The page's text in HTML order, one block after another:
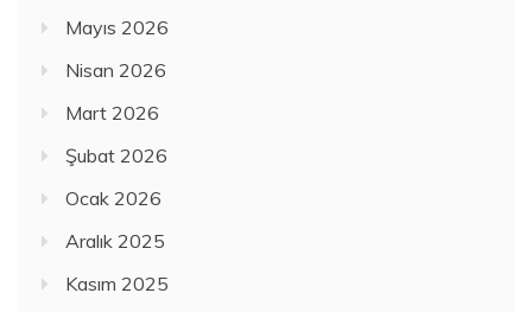
Mayıs 2026
Nisan 2026
Mart 2026
Şubat 2026
Ocak 2026
Aralık 2025
Kasım 2025